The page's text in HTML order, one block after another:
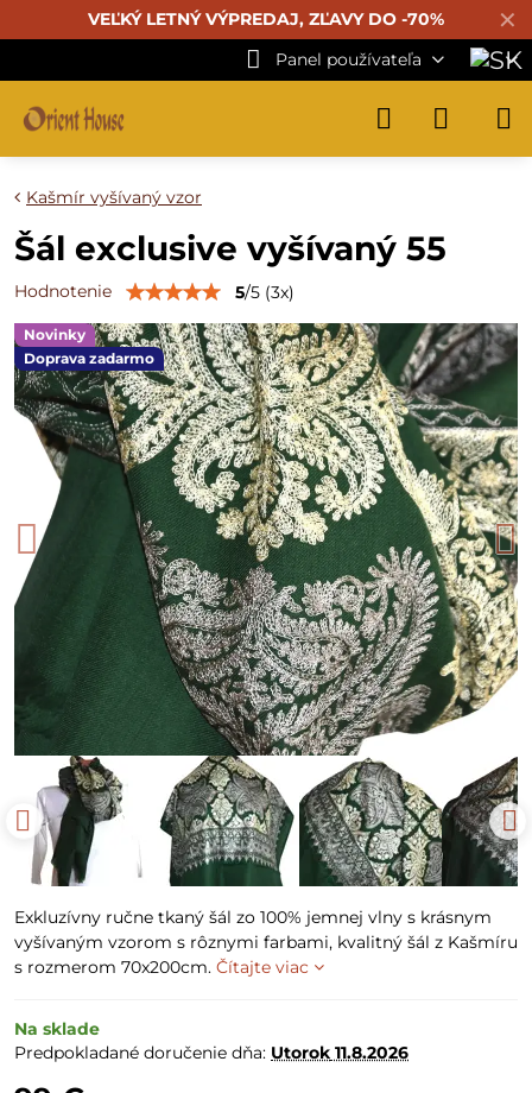
✕
VEĽKÝ LETNÝ VÝPREDAJ, ZĽAVY DO -70%
Panel používateľa
Novinky
Doprava zadarmo
Kašmír vyšívaný vzor
Šál exclusive vyšívaný 55
Hodnotenie 5/5 (3x)
Exkluzívny ručne tkaný šál zo 100% jemnej vlny s krásnym
vyšívaným vzorom s rôznymi farbami, kvalitný šál z Kašmíru
s rozmerom 70x200cm. Čítajte viac
Na sklade
Predpokladané doručenie dňa: Utorok 11.8.2026